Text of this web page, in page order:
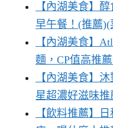
【內湖美食】
早午餐！(推薦)(
【內湖美食】
麵，CP值高推
【內湖美食】
星超濃好滋味
【飲料推薦】